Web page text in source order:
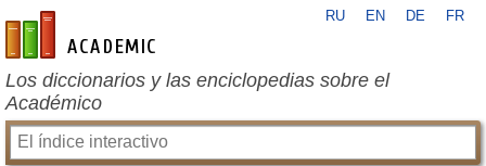
es-academic.com
RU EN DE FR
Los diccionarios y las enciclopedias sobre el
Académico